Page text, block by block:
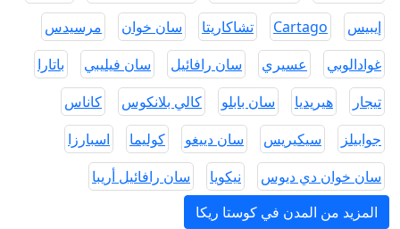
إيبيس
Cartago تشاكاريتا سان خوان
مرسيدس
غوادالوبي
عسيري سان رافائيل سان فيليبي
باتارا
تيجار
هيريديا سان بابلو كالي بلانكوس
كاناس
جوابيلز
سيكيريس سان دييغو كوليما
اسبارزا
سان خوان دي ديوس
نيكويا
سان رافائيل أريبا
المزيد من المدن في كوستا ريكا